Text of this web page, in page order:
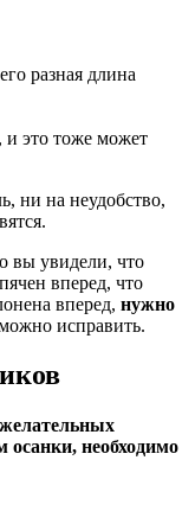
разная длина
и это тоже может
ни на неудобство,
вы увидели, что
вперед, что
вперед, нужно
исправить.
осанки, необходимо